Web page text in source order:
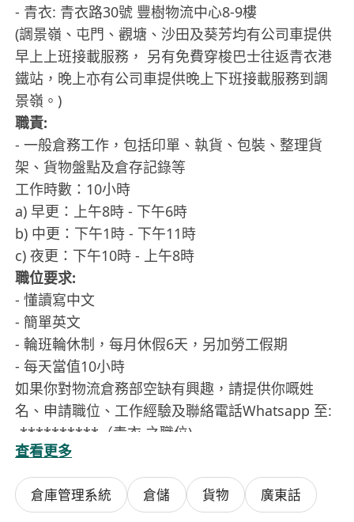
- 青衣: 青衣路30號 豐樹物流中心8-9樓
(調景嶺、屯門、觀塘、沙田及葵芳均有公司車提供
早上上班接載服務， 另有免費穿梭巴士往返青衣港
鐵站，晚上亦有公司車提供晚上下班接載服務到調
景嶺。)
職責:
- 一般倉務工作，包括印單、執貨、包裝、整理貨
架、貨物盤點及倉存記錄等
工作時數：10小時
a) 早更：上午8時 - 下午6時
b) 中更：下午1時 - 下午11時
c) 夜更：下午10時 - 上午8時
職位要求:
- 懂讀寫中文
- 簡單英文
- 輪班輪休制，每月休假6天，另加勞工假期
- 每天當值10小時
如果你對物流倉務部空缺有興趣，請提供你嘅姓
名、申請職位、工作經驗及聯絡電話Whatsapp 至:
-**********（青衣 之職位)
職位空缺詳情：
****************************************
HKTVmall 更會提供完善薪酬福利
查看更多
倉庫管理系統 倉儲 貨物 廣東話